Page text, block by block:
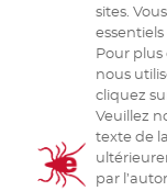
Santé publique
Saskatchewan
Système
Santé animale
sites.
Pour plus
nous
cliquez
Veuillez
texte de
par